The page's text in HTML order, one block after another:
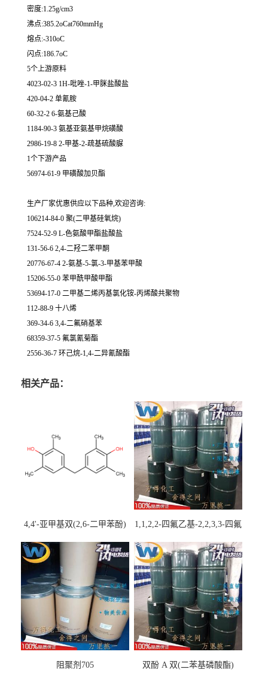
密度:1.25g/cm3
沸点:385.2oCat760mmHg
熔点:-310oC
闪点:186.7oC
5个上游原料
4023-02-3 1H-吡唑-1-甲脒盐酸盐
420-04-2 单氰胺
60-32-2 6-氨基己酸
1184-90-3 氨基亚氨基甲烷磺酸
2986-19-8 2-甲基-2-疏基硫酸脲
1个下游产品
56974-61-9 甲磺酸加贝酯
生产厂家优惠供应以下品种,欢迎咨询:
106214-84-0 聚(二甲基硅氧烷)
7524-52-9 L-色氨酸甲酯盐酸盐
131-56-6 2,4-二羟二苯甲酮
20776-67-4 2-氨基-5-氯-3-甲基苯甲酸
15206-55-0 苯甲酰甲酸甲酯
53694-17-0 二甲基二烯丙基氯化铵-丙烯酸共聚物
112-88-9 十八烯
369-34-6 3,4-二氟硝基苯
68359-37-5 氟氯氰菊酯
2556-36-7 环己烷-1,4-二异氰酸酯
相关产品：
4,4'-亚甲基双(2,6-二甲苯酚)
1,1,2,2-四氟乙基-2,2,3,3-四氟
阻聚剂705 双酚 A 双(二苯基磷酸酯)